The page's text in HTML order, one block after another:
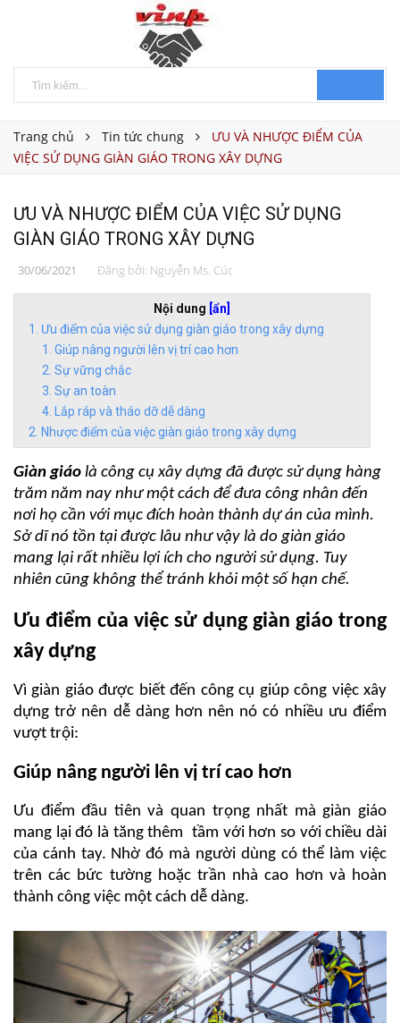
Trang chủ Tin tức chung
ƯU VÀ NHƯỢC ĐIỂM CỦA
VIỆC SỬ DỤNG GIÀN GIÁO TRONG XÂY DỰNG
ƯU VÀ NHƯỢC ĐIỂM CỦA VIỆC SỬ DỤNG
GIÀN GIÁO TRONG XÂY DỰNG
30/06/2021 Đăng bởi: Nguyễn Ms. Cúc
Nội dung [ẩn]
Ưu điểm của việc sử dụng giàn giáo trong xây dựng
Giúp nâng người lên vị trí cao hơn
Sự vững chắc
Sự an toàn
Lắp ráp và tháo dỡ dễ dàng
Nhược điểm của việc giàn giáo trong xây dựng
Giàn giáo là công cụ xây dựng đã được sử dụng hàng
trăm năm nay như một cách để đưa công nhân đến
nơi họ cần với mục đích hoàn thành dự án của mình.
Sở dĩ nó tồn tại được lâu như vậy là do giàn giáo
mang lại rất nhiều lợi ích cho người sử dụng. Tuy
nhiên cũng không thể tránh khỏi một số hạn chế.
Ưu điểm của việc sử dụng giàn giáo trong
xây dựng
Vì giàn giáo được biết đến công cụ giúp công việc xây
dựng trở nên dễ dàng hơn nên nó có nhiều ưu điểm
vượt trội:
Giúp nâng người lên vị trí cao hơn
Ưu điểm đầu tiên và quan trọng nhất mà giàn giáo
mang lại đó là tăng thêm tầm với hơn so với chiều dài
của cánh tay. Nhờ đó mà người dùng có thể làm việc
trên các bức tường hoặc trần nhà cao hơn và hoàn
thành công việc một cách dễ dàng.